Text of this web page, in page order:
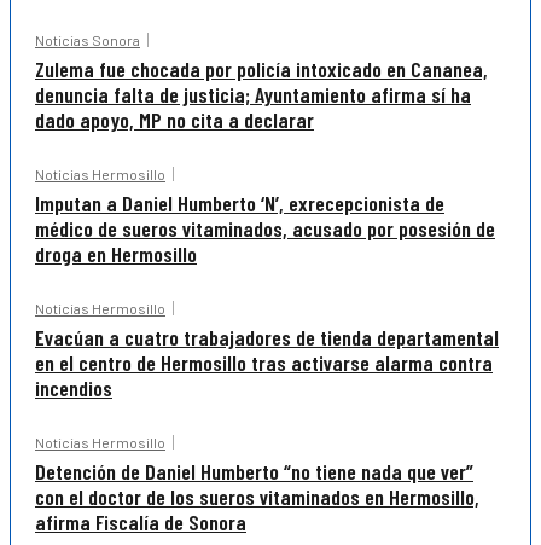
Noticias Sonora
Zulema fue chocada por policía intoxicado en Cananea,
denuncia falta de justicia; Ayuntamiento afirma sí ha
dado apoyo, MP no cita a declarar
Noticias Hermosillo
Imputan a Daniel Humberto ‘N’, exrecepcionista de
médico de sueros vitaminados, acusado por posesión de
droga en Hermosillo
Noticias Hermosillo
Evacúan a cuatro trabajadores de tienda departamental
en el centro de Hermosillo tras activarse alarma contra
incendios
Noticias Hermosillo
Detención de Daniel Humberto “no tiene nada que ver”
con el doctor de los sueros vitaminados en Hermosillo,
afirma Fiscalía de Sonora